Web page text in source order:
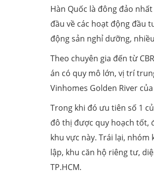
Hàn Quốc là đông đảo
đầu về các hoạt động đầu
động sản nghỉ dưỡng,
Theo chuyên gia đến từ
án có quy mô lớn, vị trí
Vinhomes Golden River
Trong khi đó ưu tiên số 1
đô thị được quy hoạch tốt,
khu vực này. Trái lại,
lập, khu căn hộ riêng tư,
TP.HCM.